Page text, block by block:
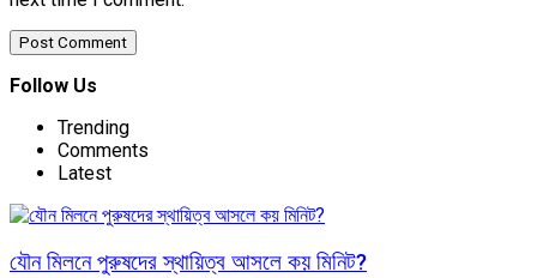
Follow Us
Trending
Comments
Latest
যৌন মিলনে পুরুষদের স্থায়িত্ব আসলে কয় মিনিট?